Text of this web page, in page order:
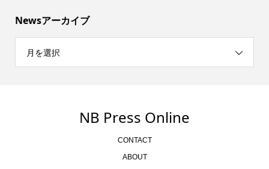
Newsアーカイブ
月を選択
NB Press Online
CONTACT
ABOUT